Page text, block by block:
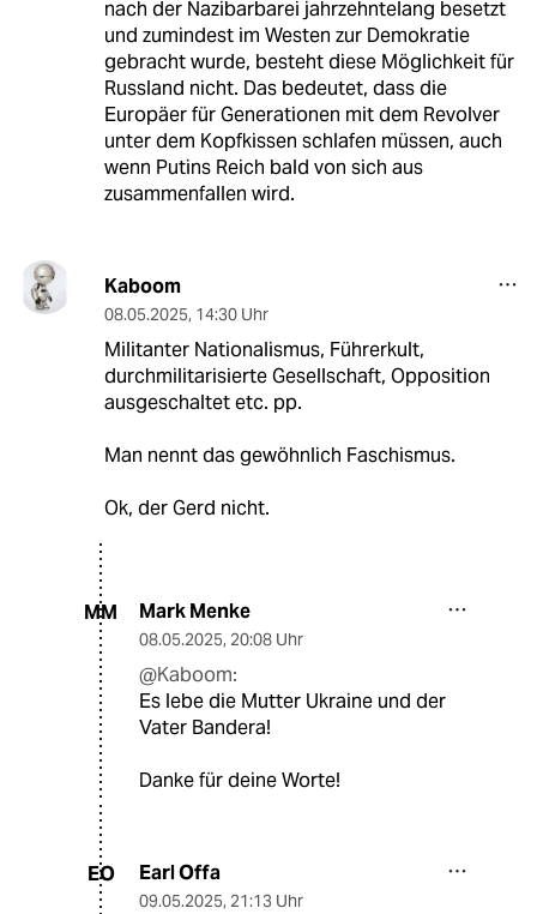
nach der Nazibarbarei jahrzehntelang besetzt
und zumindest im Westen zur Demokratie
gebracht wurde, besteht diese Möglichkeit für
Russland nicht. Das bedeutet, dass die
Europäer für Generationen mit dem Revolver
unter dem Kopfkissen schlafen müssen, auch
wenn Putins Reich bald von sich aus
zusammenfallen wird.
Kaboom
08.05.2025, 14:30 Uhr
Militanter Nationalismus, Führerkult,
durchmilitarisierte Gesellschaft, Opposition
ausgeschaltet etc. pp.
Man nennt das gewöhnlich Faschismus.
Ok, der Gerd nicht.
MM Mark Menke
08.05.2025, 20:08 Uhr
@Kaboom:
Es lebe die Mutter Ukraine und der
Vater Bandera!
Danke für deine Worte!
EO Earl Offa
09.05.2025, 21:13 Uhr